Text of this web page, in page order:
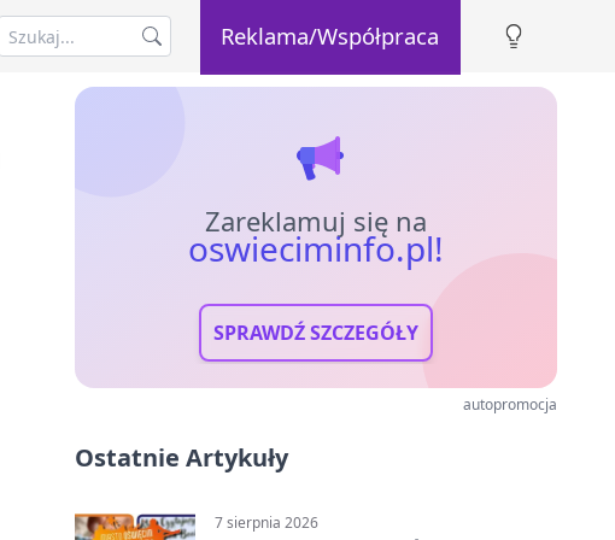
Reklama/Współpraca
Zareklamuj się na
oswieciminfo.pl!
SPRAWDŹ SZCZEGÓŁY
autopromocja
Ostatnie Artykuły
7 sierpnia 2026